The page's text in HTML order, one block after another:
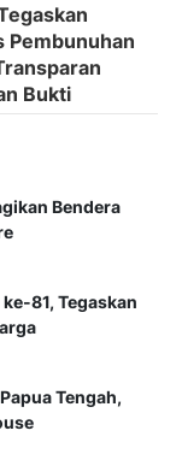
Pembunuhan
Bukti
Bendera
81, Tegaskan
Tengah,